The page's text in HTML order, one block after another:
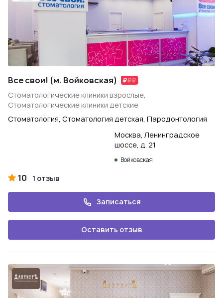
Все свои! (м. Войковская)
Стоматологические клиники взрослые,
Стоматологические клиники детские
Стоматология, Стоматология детская, Пародонтология
Москва, Ленинградское
шоссе, д. 21
Войковская
10 1 отзыв
Записаться
Оставить отзыв